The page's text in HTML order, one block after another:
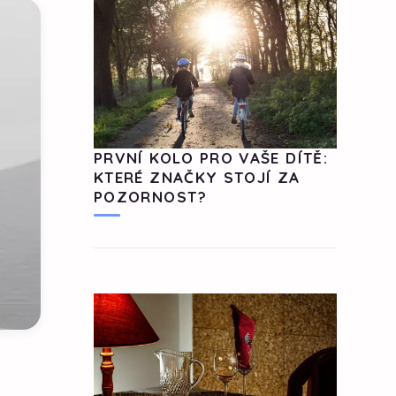
PRVNÍ KOLO PRO VAŠE DÍTĚ:
KTERÉ ZNAČKY STOJÍ ZA
POZORNOST?